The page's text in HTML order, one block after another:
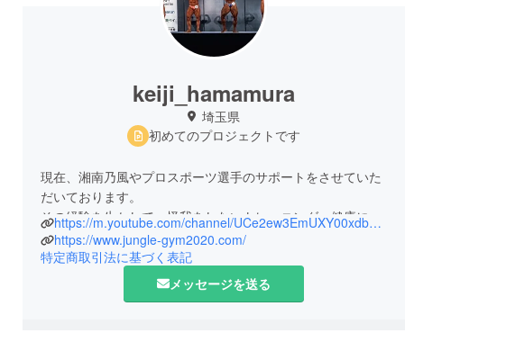
keiji_hamamura
埼玉県
初めてのプロジェクトです
現在、湘南乃風やプロスポーツ選手のサポートをさせていた
だいております。
その経験を生かして、怪我をしないトレーニング、健康にな
るトレーニング、シェイプアップなど皆様のご希望にこたえ
てまいります。
また、自分自身は、
「2019年JBBF東日本クラス別男子ボディビル選手権大会マ
https://m.youtube.com/channel/UCe2ew3EmUXY00xdbQVwvpHw
https://www.jungle-gym2020.com/
特定商取引法に基づく表記
メッセージを送る